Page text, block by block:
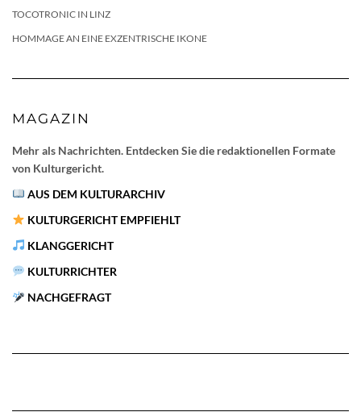
TOCOTRONIC IN LINZ
HOMMAGE AN EINE EXZENTRISCHE IKONE
MAGAZIN
Mehr als Nachrichten. Entdecken Sie die redaktionellen Formate
von Kulturgericht.
AUS DEM KULTURARCHIV
KULTURGERICHT EMPFIEHLT
KLANGGERICHT
KULTURRICHTER
NACHGEFRAGT